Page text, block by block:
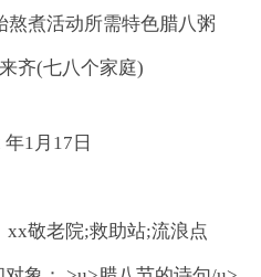
熬煮活动所需特色腊八粥
齐(七八个家庭)
1月17日
敬老院;救助站;流浪点